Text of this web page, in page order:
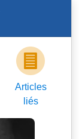
Articles
liés